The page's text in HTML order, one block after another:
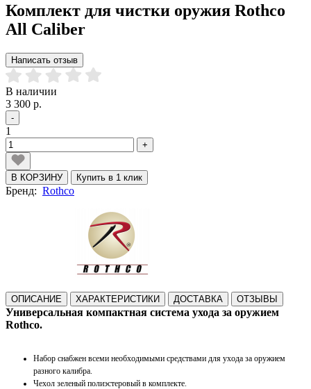
Комплект для чистки оружия Rothco
All Caliber
Написать отзыв
В наличии
3 300 р.
-
1
+
В КОРЗИНУ Купить в 1 клик
Бренд: Rothco
ОПИСАНИЕ ХАРАКТЕРИСТИКИ ДОСТАВКА ОТЗЫВЫ
Универсальная компактная система ухода за оружием
Rothco.
Набор снабжен всеми необходимыми средствами для ухода за оружием
разного калибра.
Чехол зеленый полиэстеровый в комплекте.